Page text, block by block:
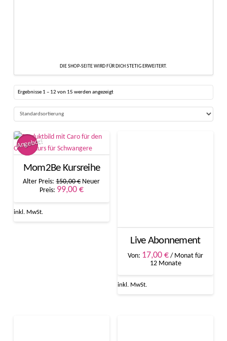
DIE SHOP-SEITE WIRD FÜR DICH STETIG ERWEITERT.
Ergebnisse 1 – 12 von 15 werden angezeigt
Angebot!
Mom2Be Kursreihe
Alter Preis: 150,00€ Ursprünglicher
Preis
150,00 €
Neuer
Preis: 99,00 €Aktueller
ist:
inkl. MwSt.
Live Abonnement
Von: 17,00 € / Monat für
12 Monate
Dieses
inkl. MwSt.